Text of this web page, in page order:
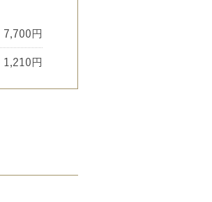
7,700円
1,210円